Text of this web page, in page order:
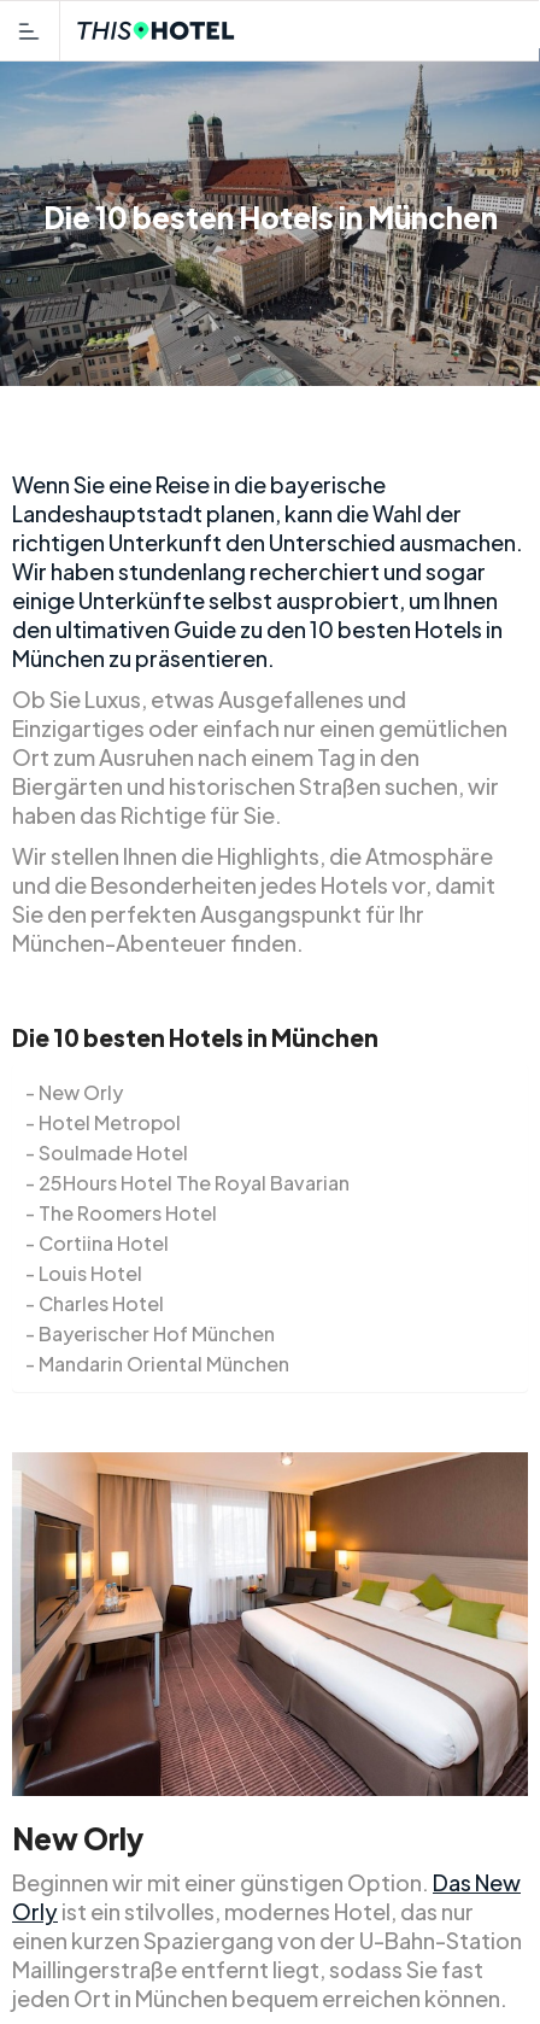
Die 10 besten Hotels in München
Wenn Sie eine Reise in die bayerische
Landeshauptstadt planen, kann die Wahl der
richtigen Unterkunft den Unterschied ausmachen.
Wir haben stundenlang recherchiert und sogar
einige Unterkünfte selbst ausprobiert, um Ihnen
den ultimativen Guide zu den 10 besten Hotels in
München zu präsentieren.
Ob Sie Luxus, etwas Ausgefallenes und
Einzigartiges oder einfach nur einen gemütlichen
Ort zum Ausruhen nach einem Tag in den
Biergärten und historischen Straßen suchen, wir
haben das Richtige für Sie.
Wir stellen Ihnen die Highlights, die Atmosphäre
und die Besonderheiten jedes Hotels vor, damit
Sie den perfekten Ausgangspunkt für Ihr
München-Abenteuer finden.
Die 10 besten Hotels in München
New Orly
Hotel Metropol
Soulmade Hotel
25Hours Hotel The Royal Bavarian
The Roomers Hotel
Cortiina Hotel
Louis Hotel
Charles Hotel
Bayerischer Hof München
Mandarin Oriental München
New Orly
Beginnen wir mit einer günstigen Option. Das New
Orlyist ein stilvolles, modernes Hotel, das nur
einen kurzen Spaziergang von der U-Bahn-Station
Maillingerstraße entfernt liegt, sodass Sie fast
jeden Ort in München bequem erreichen können.